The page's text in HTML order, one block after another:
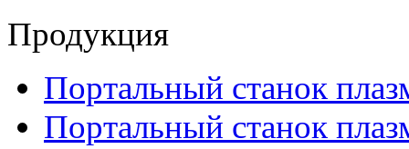
Продукция
Портальный станок
Портальный станок